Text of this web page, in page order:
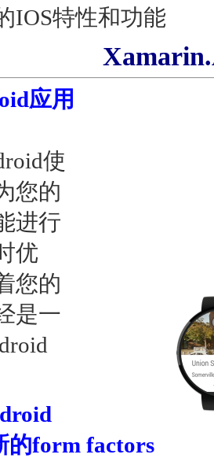
IOS特性和功能
应用
使
您的
进行
优
您的
是一
的form factors